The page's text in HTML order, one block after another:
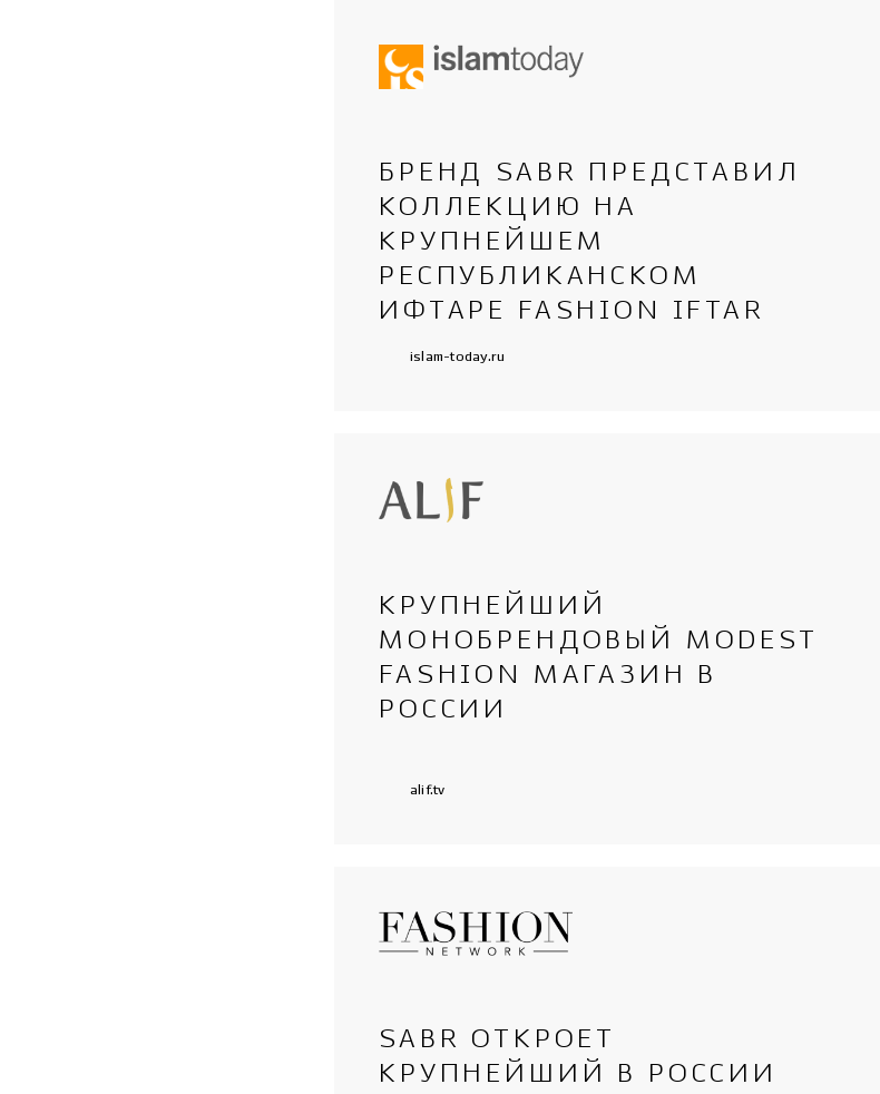
БРЕНД SABR ПРЕДСТАВИЛ
КОЛЛЕКЦИЮ НА
КРУПНЕЙШЕМ
РЕСПУБЛИКАНСКОМ
ИФТАРЕ FASHION IFTAR
islam-today.ru
КРУПНЕЙШИЙ
МОНОБРЕНДОВЫЙ MODEST
FASHION МАГАЗИН В
РОССИИ
alif.tv
SABR ОТКРОЕТ
КРУПНЕЙШИЙ В РОССИИ